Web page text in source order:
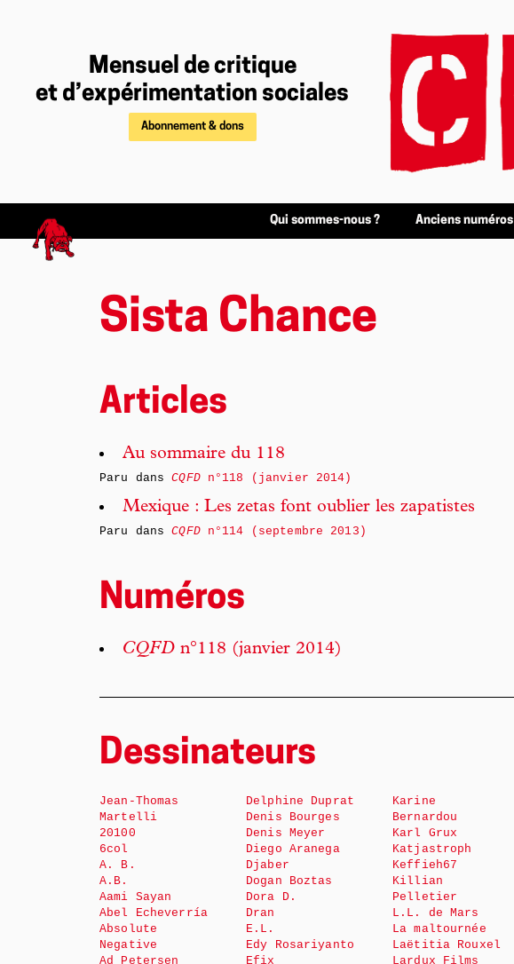
Mensuel de critique
et d’expérimentation sociales
Abonnement & dons
Qui sommes-nous ? Anciens numéros
Sista Chance
Articles
Au sommaire du 118
Paru dansCQFDn°118 (janvier 2014)
Mexique : Les zetas font oublier les zapatistes
Paru dansCQFDn°114 (septembre 2013)
Numéros
CQFD n°118 (janvier 2014)
Dessinateurs
Jean-Thomas
Martelli
20100
6col
A. B.
A.B.
Aami Sayan
Abel Echeverría
Absolute
Negative
Ad Petersen
Delphine Duprat
Denis Bourges
Denis Meyer
Diego Aranega
Djaber
Dogan Boztas
Dora D.
Dran
E.L.
Edy Rosariyanto
Efix
Karine
Bernardou
Karl Grux
Katjastroph
Keffieh67
Killian
Pelletier
L.L. de Mars
La maltournée
Laëtitia Rouxel
Lardux Films